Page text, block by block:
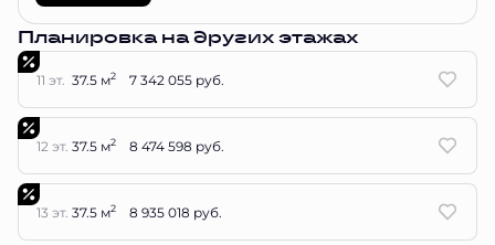
Планировка на других этажах
11 эт. 37.5 м2 7 342 055 руб.
12 эт. 37.5 м2 8 474 598 руб.
13 эт. 37.5 м2 8 935 018 руб.